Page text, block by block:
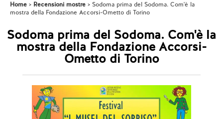
Home Recensioni mostre
Sodoma prima del Sodoma. Com'è la
mostra della Fondazione Accorsi-Ometto di Torino
Sodoma prima del Sodoma. Com'è la
mostra della Fondazione Accorsi-
Ometto di Torino